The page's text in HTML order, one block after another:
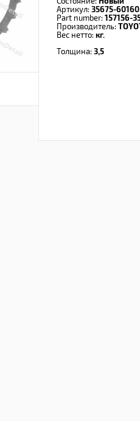
Артикул: 35675-60160
Part number: 157156-
Производитель:
Вес нетто: кг.
Толщина: 3,5